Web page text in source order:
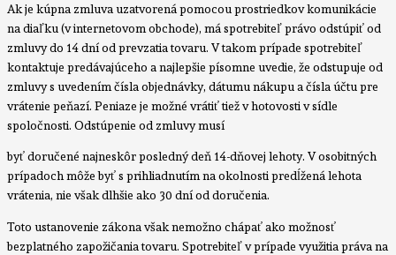
Ak je kúpna zmluva uzatvorená pomocou prostriedkov komunikácie
na diaľku (v internetovom obchode), má spotrebiteľ právo odstúpiť od
zmluvy do 14 dní od prevzatia tovaru. V takom prípade spotrebiteľ
kontaktuje predávajúceho a najlepšie písomne uvedie, že odstupuje od
zmluvy s uvedením čísla objednávky, dátumu nákupu a čísla účtu pre
vrátenie peňazí. Peniaze je možné vrátiť tiež v hotovosti v sídle
spoločnosti. Odstúpenie od zmluvy musí
byť doručené najneskôr posledný deň 14-dňovej lehoty. V osobitných
prípadoch môže byť s prihliadnutím na okolnosti predĺžená lehota
vrátenia, nie však dlhšie ako 30 dní od doručenia.
Toto ustanovenie zákona však nemožno chápať ako možnosť
bezplatného zapožičania tovaru. Spotrebiteľ v prípade využitia práva na